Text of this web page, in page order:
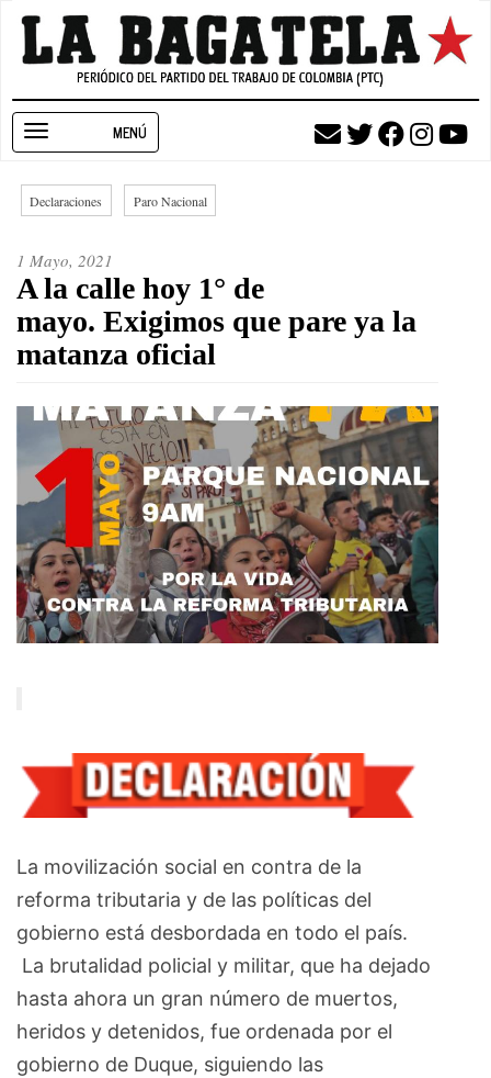
Pasar
contenido
navigation
Declaraciones Paro Nacional
1 Mayo, 2021
A la calle hoy 1° de
mayo. Exigimos que pare ya la
matanza oficial
La movilización social en contra de la
reforma tributaria y de las políticas del
gobierno está desbordada en todo el país.
La brutalidad policial y militar, que ha dejado
hasta ahora un gran número de muertos,
heridos y detenidos, fue ordenada por el
gobierno de Duque, siguiendo las